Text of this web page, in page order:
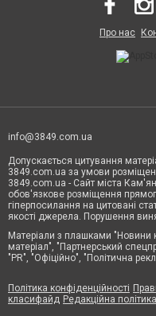
Про нас
info@3849.com.ua
Допускається цитування
3849.com.ua за умови
3849.com.ua - Сайт міста
обов'язкове розміщення
гіперпосилання на цитовані
якості джерела. Порушення
Матеріали з плашками "Новини
матеріал", "Партнерський
"PR", "Офіційно", "Політична
Політика конфіденційності
класифайд Редакційна політика